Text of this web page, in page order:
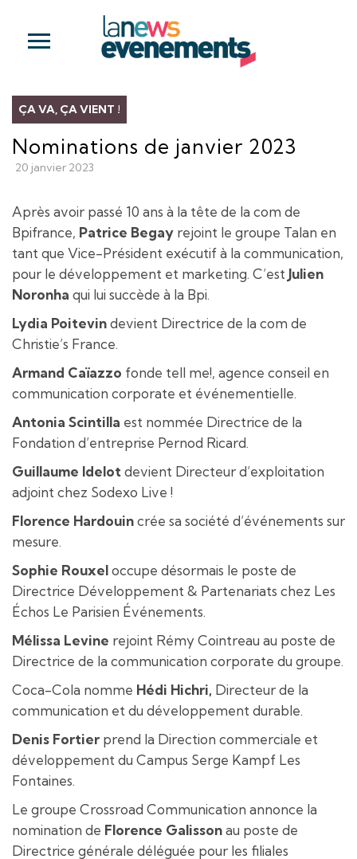
ÇA VA, ÇA VIENT !
Nominations de janvier 2023
20 janvier 2023
Après avoir passé 10 ans à la tête de la com de
Bpifrance, Patrice Begay rejoint le groupe Talan en
tant que Vice-Président exécutif à la communication,
pour le développement et marketing. C’est Julien
Noronha qui lui succède à la Bpi.
Lydia Poitevindevient Directrice de la com de
Christie’s France.
Armand Caïazzo fonde tell me!, agence conseil en
communication corporate et événementielle.
Antonia Scintilla est nommée Directrice de la
Fondation d’entreprise Pernod Ricard.
Guillaume Idelotdevient Directeur d’exploitation
adjoint chez Sodexo Live !
Florence Hardouincrée sa société d’événements sur
mesure.
Sophie Rouxeloccupe désormais le poste de
Directrice Développement & Partenariats chez Les
Échos Le Parisien Événements.
Mélissa Levine rejoint Rémy Cointreau au poste de
Directrice de la communication corporate du groupe.
Coca-Cola nomme Hédi Hichri, Directeur de la
communication et du développement durable.
Denis Fortier prend la Direction commerciale et
développement du Campus Serge Kampf Les
Fontaines.
Le groupe Crossroad Communication annonce la
nomination de Florence Galissonau poste de
Directrice générale déléguée pour les filiales